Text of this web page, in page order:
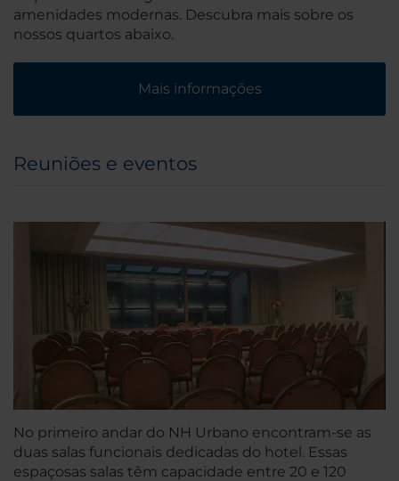
amenidades modernas. Descubra mais sobre os
nossos quartos abaixo.
Mais informações
Reuniões e eventos
No primeiro andar do NH Urbano encontram-se as
duas salas funcionais dedicadas do hotel. Essas
espaçosas salas têm capacidade entre 20 e 120